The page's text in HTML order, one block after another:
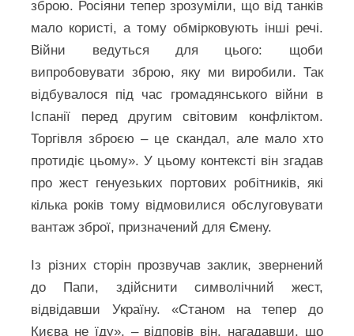
зброю. Росіяни тепер зрозуміли, що від танків
мало користі, а тому обмірковують інші речі.
Війни ведуться для цього: щоби
випробовувати зброю, яку ми виробили. Так
відбувалося під час громадянського війни в
Іспанії перед другим світовим конфліктом.
Торгівля зброєю – це скандал, але мало хто
протидіє цьому». У цьому контексті він згадав
про жест генуезьких портових робітників, які
кілька років тому відмовилися обслуговувати
вантаж зброї, призначений для Ємену.
Із різних сторін прозвучав заклик, звернений
до Папи, здійснити символічний жест,
відвідавши Україну. «Станом на тепер до
Києва не їду», – відповів він, нагадавши, що